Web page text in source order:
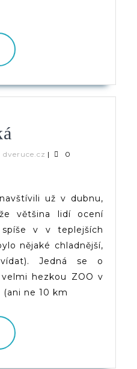
CELÝ
PŘÍSPĚVEK
Hluboká
dveruce.cz Verča
|
0
už v dubnu,
většina lidí ocení
v v teplejších
nějaké chladnější,
Jedná se o
hezkou ZOO v
ne 10 km
CELÝ
PŘÍSPĚVEK